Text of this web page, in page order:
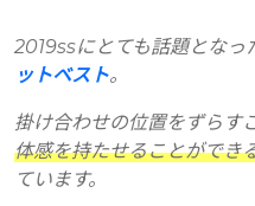
2019ssにとても話題となっ
ットベスト。
掛け合わせの位置をずらす
体感を持たせることができ
ています。